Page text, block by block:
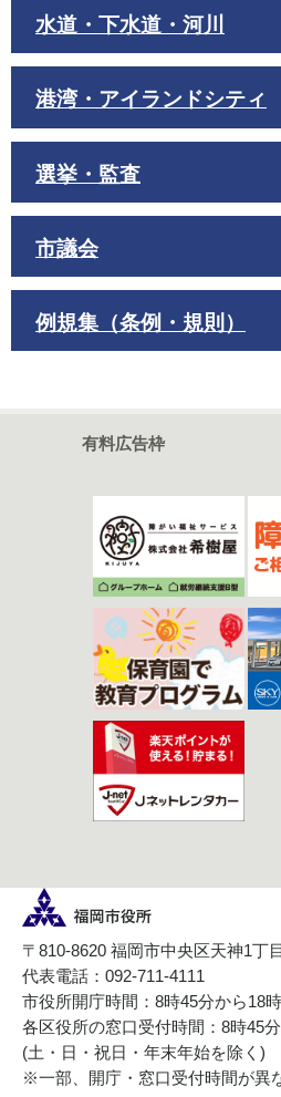
水道・下水道・河川
港湾・アイランドシティ
選挙・監査
市議会
例規集（条例・規則）
有料広告枠
〒810-8620 福岡市中央区天神1丁
代表電話：092-711-4111
市役所開庁時間：8時45分から18
各区役所の窓口受付時間：8時45
(土・日・祝日・年末年始を除く)
※一部、開庁・窓口受付時間が異